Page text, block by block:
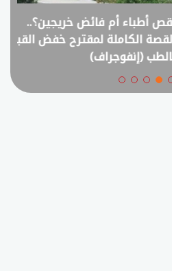
خفض القبول
انفوجراف..
في امتحانات